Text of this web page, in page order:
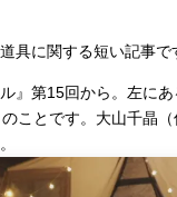
具に関する短い記事で
』第15回から。左に
ことです。大山千晶